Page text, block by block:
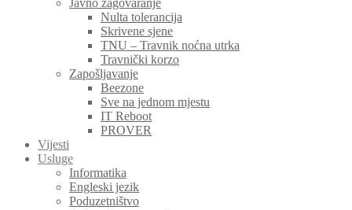
Javno zagovaranje
Nulta tolerancija
Skrivene sjene
TNU – Travnik noćna utrka
Travnički korzo
Zapošljavanje
Beezone
Sve na jednom mjestu
IT Reboot
PROVER
Vijesti
Usluge
Informatika
Engleski jezik
Poduzetništvo